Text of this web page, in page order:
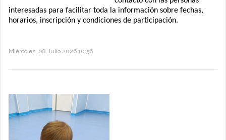
interesadas para facilitar toda la información sobre fechas,
horarios, inscripción y condiciones de participación.
Miércoles, 08 Julio 2026 10:56